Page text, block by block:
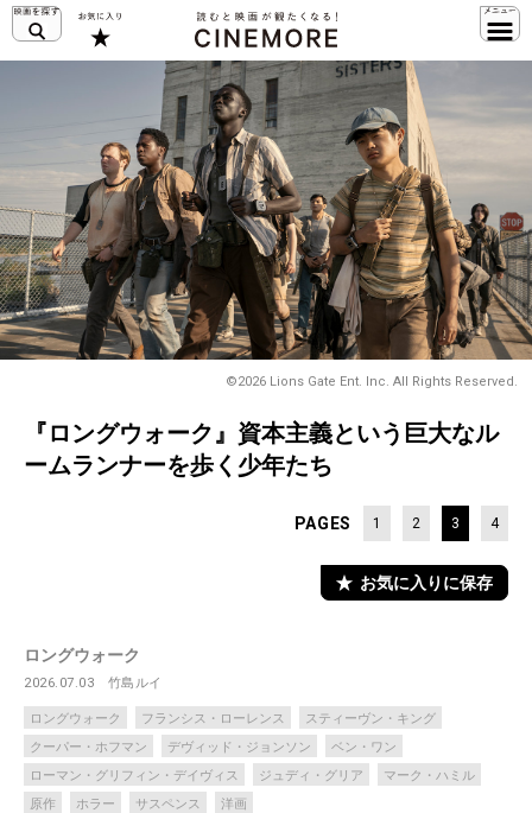
©2026 Lions Gate Ent. Inc. All Rights Reserved.
『ロングウォーク』資本主義という巨大なル
ームランナーを歩く少年たち
PAGES 1 2 3 4
お気に入りに保存
ロングウォーク
2026.07.03 竹島ルイ
ロングウォーク フランシス・ローレンス
スティーヴン・キング
クーパー・ホフマン
デヴィッド・ジョンソン
ベン・ワン
ローマン・グリフィン・デイヴィス
ジュディ・グリア
マーク・ハミル
原作
ホラー サスペンス 洋画